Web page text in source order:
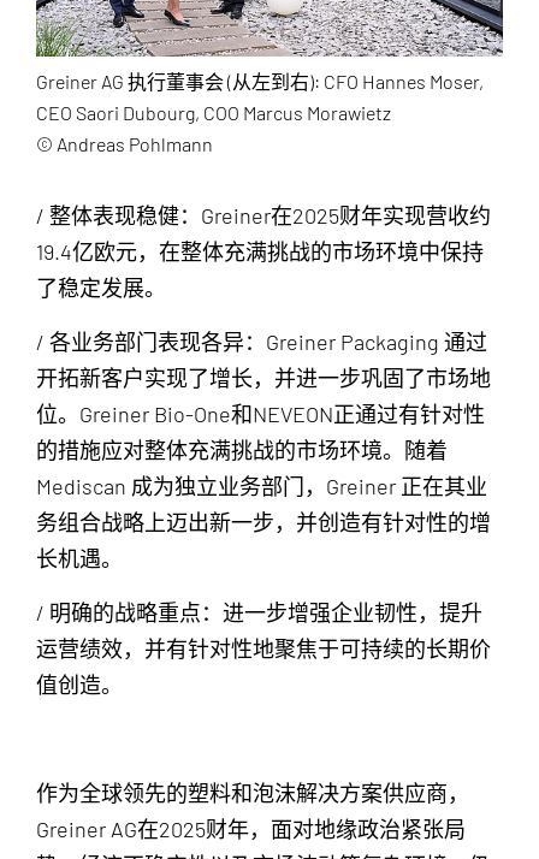
Greiner AG 执行董事会 (从左到右): CFO Hannes Moser,
CEO Saori Dubourg, COO Marcus Morawietz
© Andreas Pohlmann
/ 整体表现稳健：Greiner在2025财年实现营收约
19.4亿欧元，在整体充满挑战的市场环境中保持
了稳定发展。
/ 各业务部门表现各异：Greiner Packaging 通过
开拓新客户实现了增长，并进一步巩固了市场地
位。Greiner Bio-One和NEVEON正通过有针对性
的措施应对整体充满挑战的市场环境。随着
Mediscan 成为独立业务部门，Greiner 正在其业
务组合战略上迈出新一步，并创造有针对性的增
长机遇。
/ 明确的战略重点：进一步增强企业韧性，提升
运营绩效，并有针对性地聚焦于可持续的长期价
值创造。
作为全球领先的塑料和泡沫解决方案供应商，
Greiner AG在2025财年，面对地缘政治紧张局